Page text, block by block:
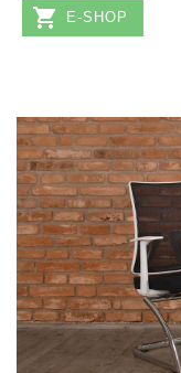
E-SHOP